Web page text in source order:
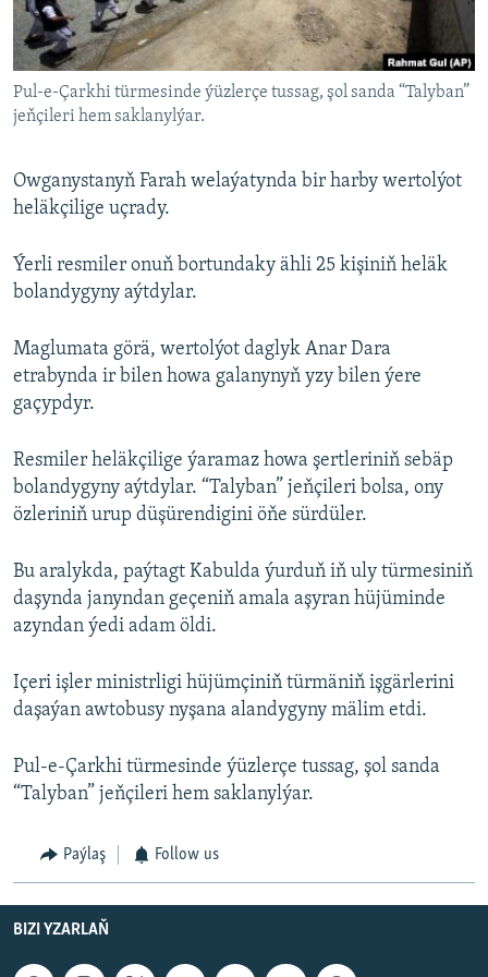
Pul-e-Çarkhi türmesinde ýüzlerçe tussag, şol sanda “Talyban”
jeňçileri hem saklanylýar.
Owganystanyň Farah welaýatynda bir harby wertolýot
heläkçilige uçrady.
Ýerli resmiler onuň bortundaky ähli 25 kişiniň heläk
bolandygyny aýtdylar.
Maglumata görä, wertolýot daglyk Anar Dara
etrabynda ir bilen howa galanynyň yzy bilen ýere
gaçypdyr.
Resmiler heläkçilige ýaramaz howa şertleriniň sebäp
bolandygyny aýtdylar. “Talyban” jeňçileri bolsa, ony
özleriniň urup düşürendigini öňe sürdüler.
Bu aralykda, paýtagt Kabulda ýurduň iň uly türmesiniň
daşynda janyndan geçeniň amala aşyran hüjüminde
azyndan ýedi adam öldi.
Içeri işler ministrligi hüjümçiniň türmäniň işgärlerini
daşaýan awtobusy nyşana alandygyny mälim etdi.
Pul-e-Çarkhi türmesinde ýüzlerçe tussag, şol sanda
“Talyban” jeňçileri hem saklanylýar.
Paýlaş Follow us
BIZI YZARLAŇ